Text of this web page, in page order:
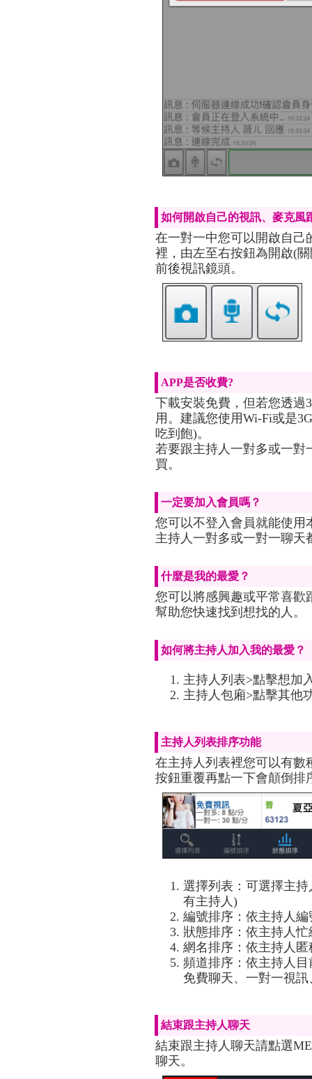
如何開啟自己的視訊、麥克風
在一對一中您可以開啟自己
裡，由左至右按鈕為開啟(
前後視訊鏡頭。
APP是否收費?
下載安裝免費，但若您透過
用。建議您使用Wi-Fi或是
吃到飽)。
若要跟主持人一對多或一對
買。
一定要加入會員嗎？
您可以不登入會員就能使用
主持人一對多或一對一聊天
什麼是我的最愛？
您可以將感興趣或平常喜歡
幫助您快速找到想找的人。
如何將主持人加入我的最愛？
主持人列表>點擊想加
主持人包廂>點擊其他
主持人列表排序功能
在主持人列表裡您可以有數
按鈕重覆再點一下會顛倒排
選擇列表：可選擇主
有主持人)
編號排序：依主持人編
狀態排序：依主持人
網名排序：依主持人匿
頻道排序：依主持人
免費聊天、一對一視
結束跟主持人聊天
結束跟主持人聊天請點選
聊天。